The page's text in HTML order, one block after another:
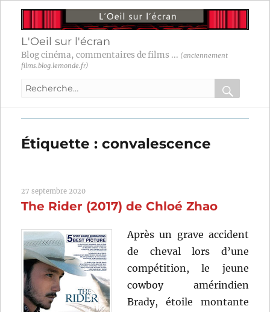
L'Oeil sur l'écran
Blog cinéma, commentaires de films ... (anciennement
films.blog.lemonde.fr)
Recherche
:
OK
Étiquette :convalescence
27 septembre 2020
The Rider (2017) de Chloé Zhao
Après un grave accident
de cheval lors d’une
compétition, le jeune
cowboy amérindien
Brady, étoile montante